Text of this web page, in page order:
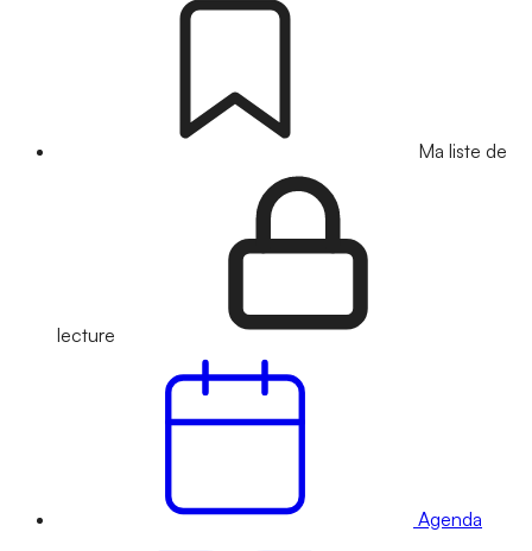
Ma liste de
lecture
Agenda